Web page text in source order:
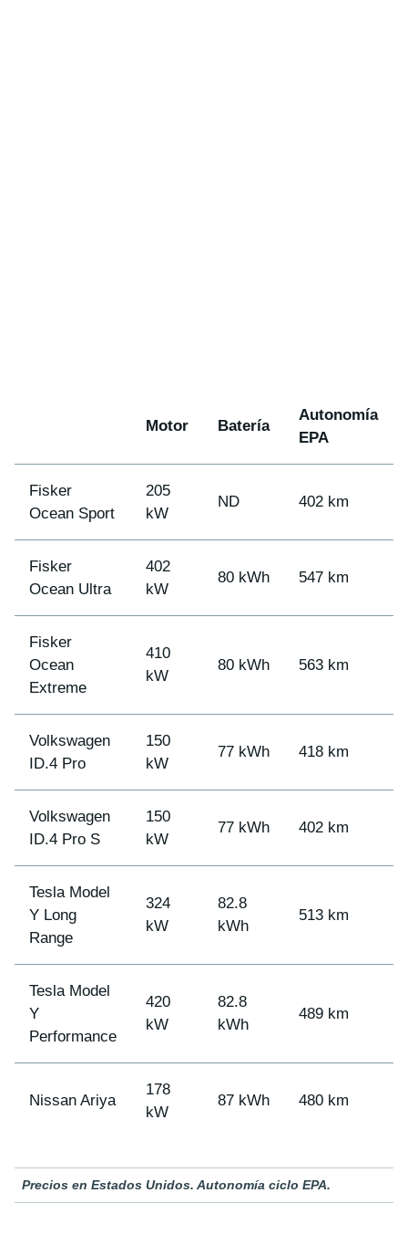
Motor Batería
Autonomía
EPA
Fisker
Ocean Sport
205
kW
ND 402 km
Fisker
Ocean Ultra
402
kW
80 kWh 547 km
Fisker
Ocean
Extreme
410
kW
80 kWh 563 km
Volkswagen
ID.4 Pro
150
kW
77 kWh 418 km
Volkswagen
ID.4 Pro S
150
kW
77 kWh 402 km
Tesla Model
Y Long
Range
324
kW
82.8
kWh
513 km
Tesla Model
Y
Performance
420
kW
82.8
kWh
489 km
Nissan Ariya
178
kW
87 kWh 480 km
Precios en Estados Unidos. Autonomía ciclo EPA.